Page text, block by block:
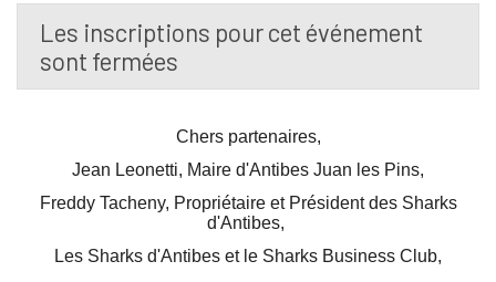
Les inscriptions pour cet événement
sont fermées
Chers partenaires,
Jean Leonetti, Maire d'Antibes Juan les Pins,
Freddy Tacheny, Propriétaire et Président des Sharks
d'Antibes,
Les Sharks d'Antibes et le Sharks Business Club,